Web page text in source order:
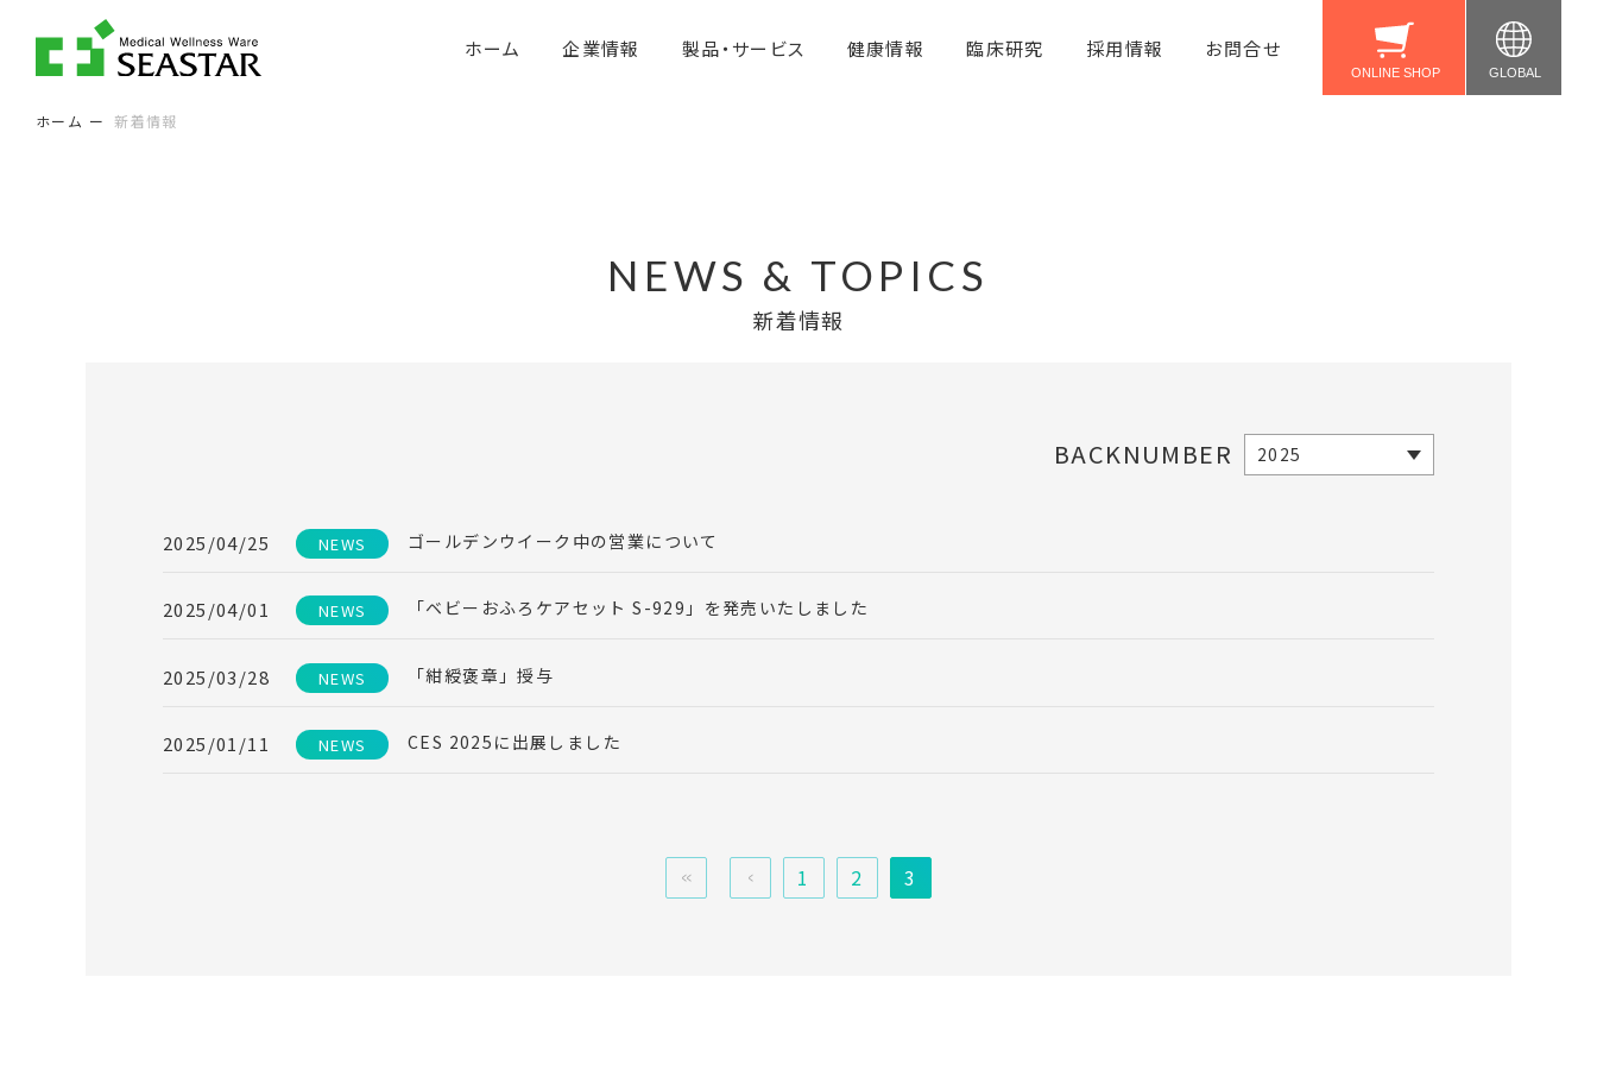
ホーム 企業情報 製品・サービス 健康情報 臨床研究 採用情報 お問合せ
ホーム 新着情報
NEWS & TOPICS
新着情報
BACKNUMBER 2025
2025/04/25 NEWS ゴールデンウイーク中の営業について
2025/04/01 NEWS 「ベビーおふろケアセット S-929」を発売いたしました
2025/03/28 NEWS 「紺綬褒章」授与
2025/01/11 NEWS CES 2025に出展しました
最初へ 前へ
1 2 3